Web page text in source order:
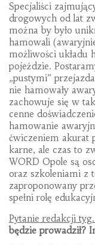
Specjaliści
drogowych od lat
można by było
hamowali
możliwości układu
pojeździe.
„pustymi”
nie hamowały
zachowuje się w
cenne
hamowanie
ćwiczeniem akurat
karne, ale czas to
WORD Opole są
oraz szkoleniami z
zaproponowany
spełni rolę
Pytanie redakcji
będzie prowadził?